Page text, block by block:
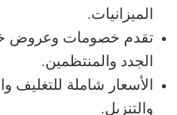
الميزانيات.
تقدم خصومات وعروض
الجدد والمنتظمين.
الأسعار شاملة للتغليف
والتنزيل.